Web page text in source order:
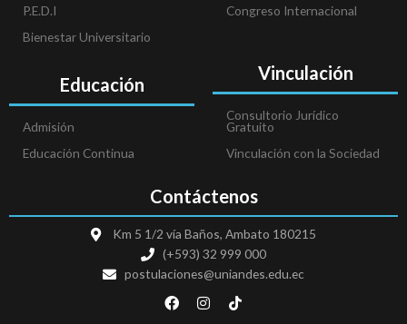
P.E.D.I
Bienestar Universitario
Educación
Admisión
Educación Continua
Congreso Internacional
Vinculación
Consultorio Jurídico
Gratuito
Vinculación con la Sociedad
Contáctenos
Km 5 1/2 vía Baños, Ambato 180215
(+593) 32 999 000
postulaciones@uniandes.edu.ec
F
a
I
n
T
i